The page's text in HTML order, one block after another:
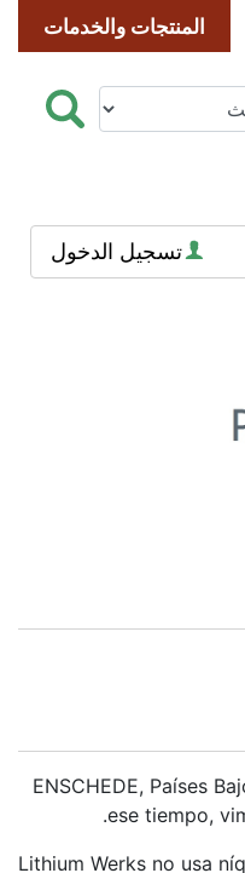
المنتجات والخدمات
تسجيل الدخول
ENSCHEDE, Países
ese tiempo,
Lithium Werks no usa